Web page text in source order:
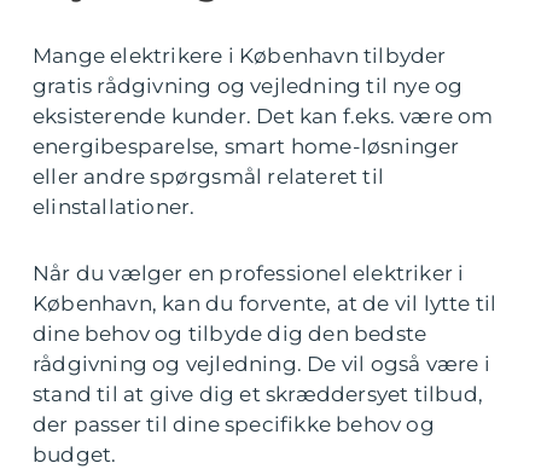
Mange elektrikere i København tilbyder
gratis rådgivning og vejledning til nye og
eksisterende kunder. Det kan f.eks. være om
energibesparelse, smart home-løsninger
eller andre spørgsmål relateret til
elinstallationer.
Når du vælger en professionel elektriker i
København, kan du forvente, at de vil lytte til
dine behov og tilbyde dig den bedste
rådgivning og vejledning. De vil også være i
stand til at give dig et skræddersyet tilbud,
der passer til dine specifikke behov og
budget.